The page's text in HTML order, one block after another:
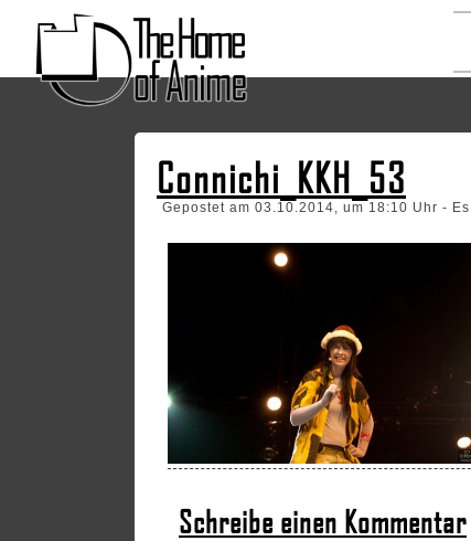
Connichi_KKH_53
Gepostet am 03.10.2014, um 18:10 Uhr -
Schreibe einen Kommentar